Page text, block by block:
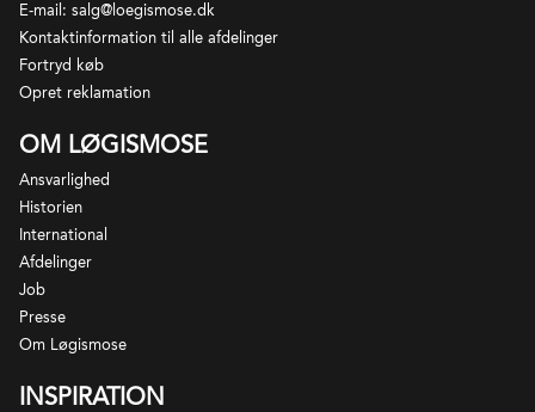
Vinhao og Esadeiro, men ses sjældent udenfor
Portugal
E-mail: salg@loegismose.dk
Kontaktinformation til alle afdelinger
Fortryd køb
Opret reklamation
OM LØGISMOSE
Ansvarlighed
Historien
International
Afdelinger
Job
Presse
Om Løgismose
INSPIRATION